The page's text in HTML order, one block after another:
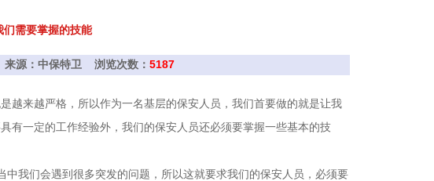
们需要掌握的技能
源：中保特卫 浏览次数： 5187
越来越严格，所以作为一名基层的保安人员，我们首要做的就是让我
有一定的工作经验外，我们的保安人员还必须要掌握一些基本的技
我们会遇到很多突发的问题，所以这就要求我们的保安人员，必须要